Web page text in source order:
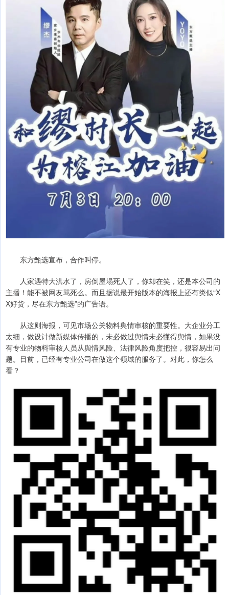
东方甄选宣布，合作叫停。
人家遇特大洪水了，房倒屋塌死人了，你却在笑，还是本公司的
主播！能不被网友骂死么。而且据说最开始版本的海报上还有类似“X
X好货，尽在东方甄选”的广告语。
从这则海报，可见市场公关物料舆情审核的重要性。大企业分工
太细，做设计做新媒体传播的，未必做过舆情未必懂得舆情，如果没
有专业的物料审核人员从舆情风险、法律风险角度把控，很容易出问
题。目前，已经有专业公司在做这个领域的服务了。对此，你怎么
看？